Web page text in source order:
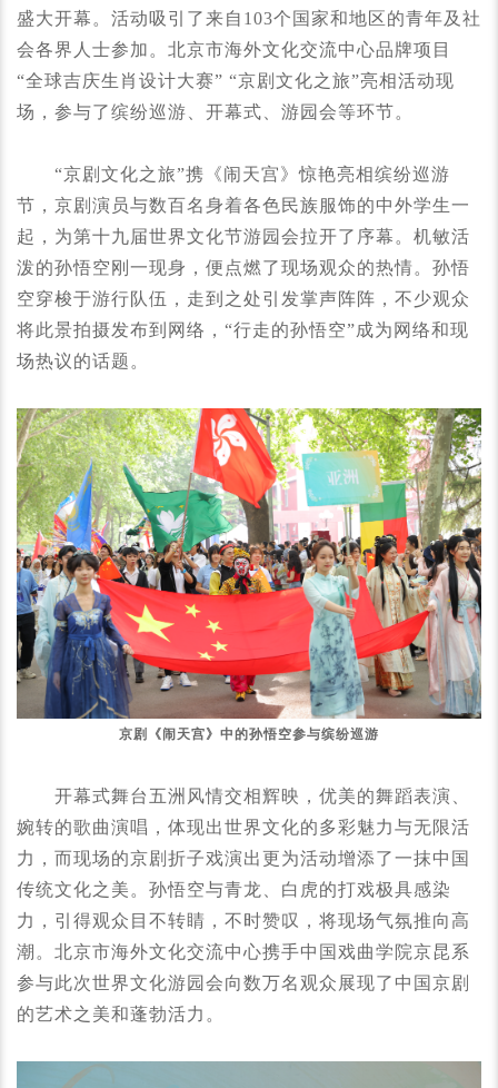
盛大开幕。活动吸引了来自103个国家和地区的青年及社
会各界人士参加。北京市海外文化交流中心品牌项目
“全球吉庆生肖设计大赛” “京剧文化之旅”亮相活动现
场，参与了缤纷巡游、开幕式、游园会等环节。
“京剧文化之旅”携《闹天宫》惊艳亮相缤纷巡游
节，京剧演员与数百名身着各色民族服饰的中外学生一
起，为第十九届世界文化节游园会拉开了序幕。机敏活
泼的孙悟空刚一现身，便点燃了现场观众的热情。孙悟
空穿梭于游行队伍，走到之处引发掌声阵阵，不少观众
将此景拍摄发布到网络，“行走的孙悟空”成为网络和现
场热议的话题。
京剧《闹天宫》中的孙悟空参与缤纷巡游
开幕式舞台五洲风情交相辉映，优美的舞蹈表演、
婉转的歌曲演唱，体现出世界文化的多彩魅力与无限活
力，而现场的京剧折子戏演出更为活动增添了一抹中国
传统文化之美。孙悟空与青龙、白虎的打戏极具感染
力，引得观众目不转睛，不时赞叹，将现场气氛推向高
潮。北京市海外文化交流中心携手中国戏曲学院京昆系
参与此次世界文化游园会向数万名观众展现了中国京剧
的艺术之美和蓬勃活力。